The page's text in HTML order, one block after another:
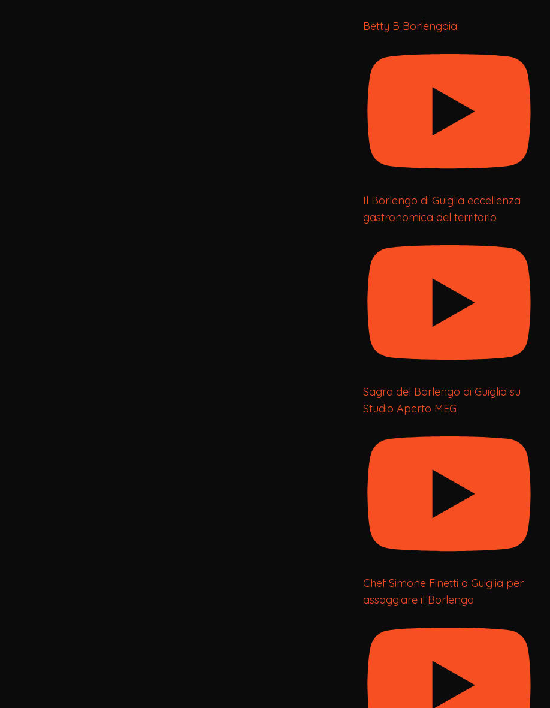
Betty B Borlengaia
Il Borlengo di Guiglia eccellenza
gastronomica del territorio
Sagra del Borlengo di Guiglia su
Studio Aperto MEG
Chef Simone Finetti a Guiglia per
assaggiare il Borlengo